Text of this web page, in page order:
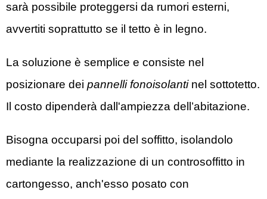
sarà possibile proteggersi da rumori esterni,
avvertiti soprattutto se il tetto è in legno.
La soluzione è semplice e consiste nel
posizionare dei pannelli fonoisolantinel sottotetto.
Il costo dipenderà dall'ampiezza dell’abitazione.
Bisogna occuparsi poi del soffitto, isolandolo
mediante la realizzazione di un controsoffitto in
cartongesso, anch'esso posato con